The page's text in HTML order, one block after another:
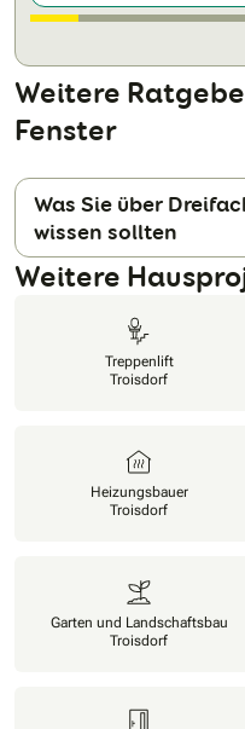
Weitere
Fenster
Was Sie über
wissen sollten
Weitere
Treppenlift
Troisdorf
Heizungsbauer
Troisdorf
Garten und Landschaftsbau
Troisdorf